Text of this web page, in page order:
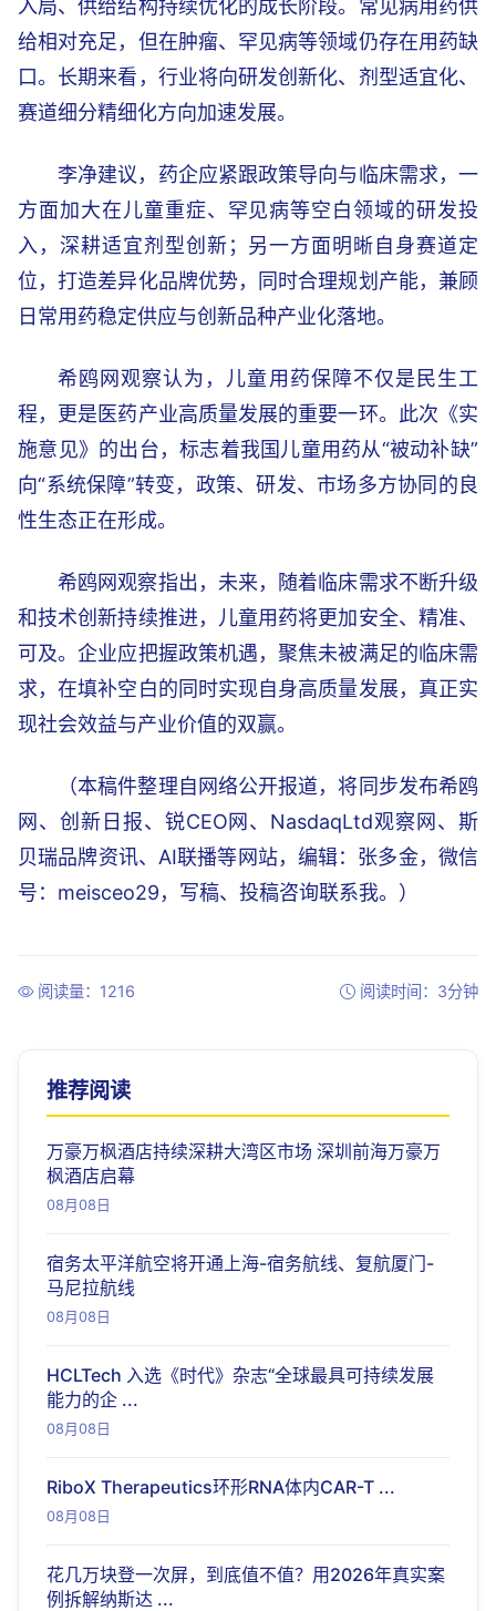
入局、供给结构持续优化的成长阶段。常见病用药供
给相对充足，但在肿瘤、罕见病等领域仍存在用药缺
口。长期来看，行业将向研发创新化、剂型适宜化、
赛道细分精细化方向加速发展。
李净建议，药企应紧跟政策导向与临床需求，一
方面加大在儿童重症、罕见病等空白领域的研发投
入，深耕适宜剂型创新；另一方面明晰自身赛道定
位，打造差异化品牌优势，同时合理规划产能，兼顾
日常用药稳定供应与创新品种产业化落地。
希鸥网观察认为，儿童用药保障不仅是民生工
程，更是医药产业高质量发展的重要一环。此次《实
施意见》的出台，标志着我国儿童用药从“被动补缺”
向“系统保障”转变，政策、研发、市场多方协同的良
性生态正在形成。
希鸥网观察指出，未来，随着临床需求不断升级
和技术创新持续推进，儿童用药将更加安全、精准、
可及。企业应把握政策机遇，聚焦未被满足的临床需
求，在填补空白的同时实现自身高质量发展，真正实
现社会效益与产业价值的双赢。
（本稿件整理自网络公开报道，将同步发布希鸥
网、创新日报、锐CEO网、NasdaqLtd观察网、斯
贝瑞品牌资讯、AI联播等网站，编辑：张多金，微信
号：meisceo29，写稿、投稿咨询联系我。）
阅读量：1216 阅读时间：3分钟
推荐阅读
万豪万枫酒店持续深耕大湾区市场 深圳前海万豪万
枫酒店启幕
08月08日
宿务太平洋航空将开通上海-宿务航线、复航厦门-
马尼拉航线
08月08日
HCLTech 入选《时代》杂志“全球最具可持续发展
能力的企 ...
08月08日
RiboX Therapeutics环形RNA体内CAR-T ...
08月08日
花几万块登一次屏，到底值不值？用2026年真实案
例拆解纳斯达 ...